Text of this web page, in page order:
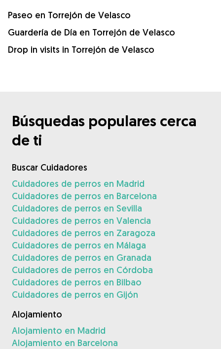
Paseo en Torrejón de Velasco
Guardería de Día en Torrejón de Velasco
Drop in visits in Torrejón de Velasco
Búsquedas populares cerca
de ti
Buscar Cuidadores
Cuidadores de perros en Madrid
Cuidadores de perros en Barcelona
Cuidadores de perros en Sevilla
Cuidadores de perros en Valencia
Cuidadores de perros en Zaragoza
Cuidadores de perros en Málaga
Cuidadores de perros en Granada
Cuidadores de perros en Córdoba
Cuidadores de perros en Bilbao
Cuidadores de perros en Gijón
Alojamiento
Alojamiento en Madrid
Alojamiento en Barcelona